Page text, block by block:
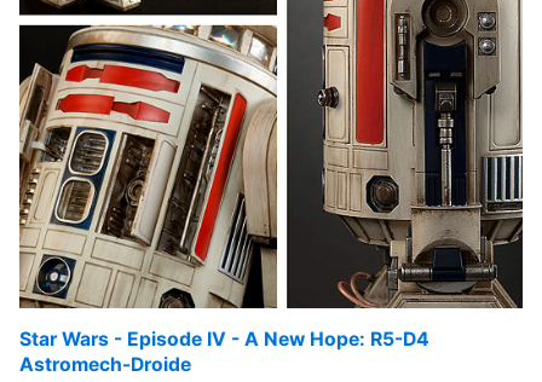
Star Wars - Episode IV - A New Hope: R5-D4
Astromech-Droide